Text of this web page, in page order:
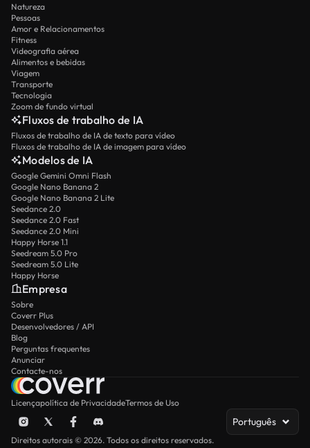
Natureza
Pessoas
Amor e Relacionamentos
Fitness
Videografia aérea
Alimentos e bebidas
Viagem
Transporte
Tecnologia
Zoom de fundo virtual
Fluxos de trabalho de IA
Fluxos de trabalho de IA de texto para vídeo
Fluxos de trabalho de IA de imagem para vídeo
Modelos de IA
Google Gemini Omni Flash
Google Nano Banana 2
Google Nano Banana 2 Lite
Seedance 2.0
Seedance 2.0 Fast
Seedance 2.0 Mini
Happy Horse 1.1
Seedream 5.0 Pro
Seedream 5.0 Lite
Happy Horse
Empresa
Sobre
Coverr Plus
Desenvolvedores / API
Blog
Perguntas frequentes
Anunciar
Contacte-nos
Licençapolítica de PrivacidadeTermos de Uso
Português
Direitos autorais © 2026. Todos os direitos reservados.